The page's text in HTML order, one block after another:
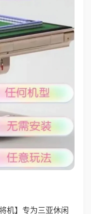
机】专为三亚休闲